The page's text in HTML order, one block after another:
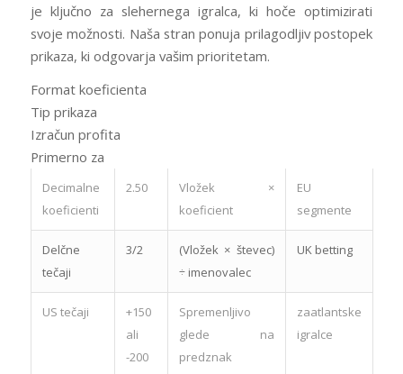
je ključno za slehernega igralca, ki hoče optimizirati
svoje možnosti. Naša stran ponuja prilagodljiv postopek
prikaza, ki odgovarja vašim prioritetam.
Format koeficienta
Tip prikaza
Izračun profita
Primerno za
Decimalne
koeficienti
2.50
Vložek ×
koeficient
EU
segmente
Delčne
tečaji
3/2
(Vložek × števec)
÷ imenovalec
UK betting
US tečaji
+150
ali
-200
Spremenljivo
glede na
predznak
zaatlantske
igralce